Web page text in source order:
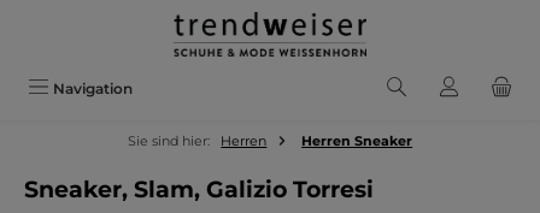
Zum Hauptinhalt springen
Navigation
Sie sind hier: Herren Herren Sneaker
Sneaker, Slam, Galizio Torresi